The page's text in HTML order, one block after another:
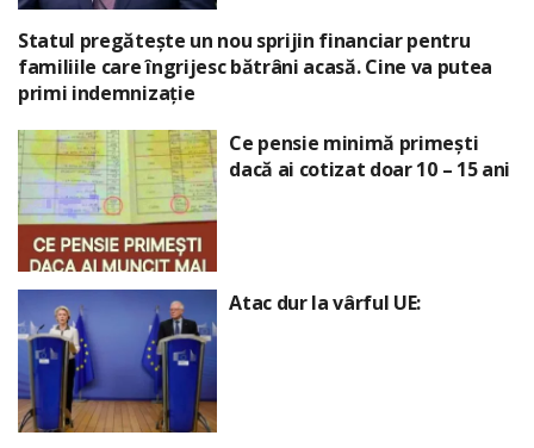
Statul pregătește un nou sprijin financiar pentru
familiile care îngrijesc bătrâni acasă. Cine va putea
primi indemnizație
Ce pensie minimă primești
dacă ai cotizat doar 10 – 15 ani
Atac dur la vârful UE: